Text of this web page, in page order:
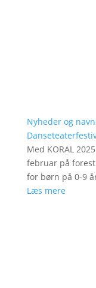
Nyheder og
Med KORAL
februar på
for børn på 0-9
Læs mere